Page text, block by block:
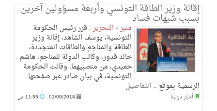
إقالة وزير الطاقة التونسي وأربعة مسؤولين آخرين
بسبب شبهات فساد
منبر - التحرير : قرر رئيس الحكومة
التونسية، يوسف الشاهد، إقالة وزير
الطاقة والمناجم والطاقات المتجددة،
خالد قدور، وكاتب الدولة للمناجم، هاشم
حميدي، من منصبيهما. وقالت الحكومة
التونسية، في بيان صادر عبر صفحتها
الرسمية بموقع .. التفاصيل
أخبار دولية 01/09/2018